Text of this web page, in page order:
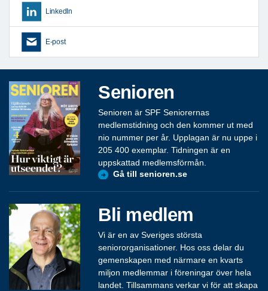
LinkedIn
E-post
Senioren
Senioren är SPF Seniorernas
medlemstidning och den kommer ut med
nio nummer per år. Upplagan är nu uppe i
205 400 exemplar. Tidningen är en
uppskattad medlemsförmån.
Gå till senioren.se
Bli medlem
Vi är en av Sveriges största
seniororganisationer. Hos oss delar du
gemenskapen med närmare en kvarts
miljon medlemmar i föreningar över hela
landet. Tillsammans verkar vi för att skapa